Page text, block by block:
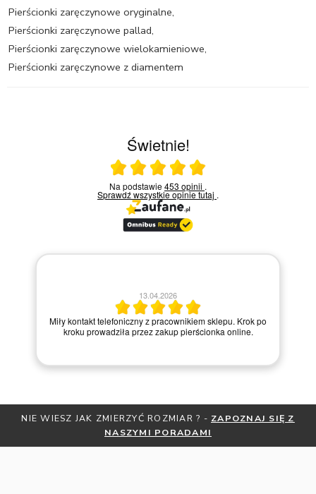
Pierścionki zaręczynowe oryginalne,
Pierścionki zaręczynowe pallad,
Pierścionki zaręczynowe wielokamieniowe,
Pierścionki zaręczynowe z diamentem
Świetnie!
Ocena średnia 5 na 5
Na podstawie453 opinii .
Sprawdź wszystkie opinietutaj .
13.04.2026
Miły kontakt telefoniczny z pracownikiem sklepu. Krok po
kroku prowadziła przez zakup pierścionka online.
NIE WIESZ JAK ZMIERZYĆ ROZMIAR ? - ZAPOZNAJ SIĘ Z
NASZYMI PORADAMI